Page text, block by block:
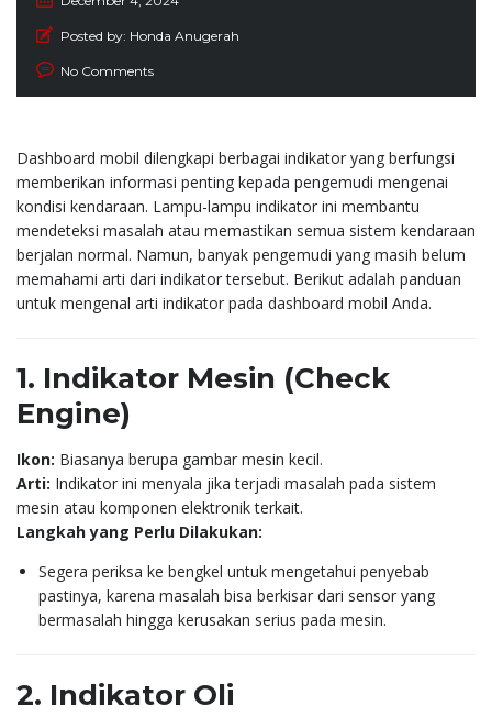
Posted by: Honda Anugerah
No Comments
Dashboard mobil dilengkapi berbagai indikator yang berfungsi
memberikan informasi penting kepada pengemudi mengenai
kondisi kendaraan. Lampu-lampu indikator ini membantu
mendeteksi masalah atau memastikan semua sistem kendaraan
berjalan normal. Namun, banyak pengemudi yang masih belum
memahami arti dari indikator tersebut. Berikut adalah panduan
untuk mengenal arti indikator pada dashboard mobil Anda.
1. Indikator Mesin (Check
Engine)
Ikon: Biasanya berupa gambar mesin kecil.
Arti: Indikator ini menyala jika terjadi masalah pada sistem
mesin atau komponen elektronik terkait.
Langkah yang Perlu Dilakukan:
Segera periksa ke bengkel untuk mengetahui penyebab
pastinya, karena masalah bisa berkisar dari sensor yang
bermasalah hingga kerusakan serius pada mesin.
2. Indikator Oli